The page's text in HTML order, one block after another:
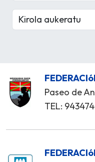
Paseo de
TEL: